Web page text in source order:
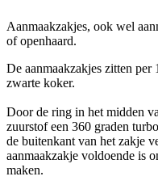
Aanmaakzakjes, ook wel
of openhaard.
De aanmaakzakjes zitten per
zwarte koker.
Door de ring in het midden
zuurstof een 360 graden
de buitenkant van het zakje
aanmaakzakje voldoende is
maken.